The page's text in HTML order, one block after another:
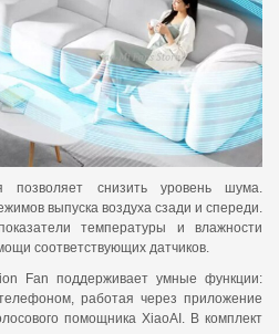
позволяет снизить уровень шума.
выпуска воздуха сзади и спереди.
температуры и влажности
соответствующих датчиков.
Fan поддерживает умные функции:
работая через приложение
помощника XiaoAI. В комплект